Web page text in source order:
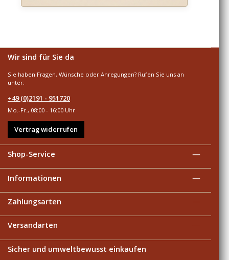
Wir sind für Sie da
Sie haben Fragen, Wünsche oder Anregungen? Rufen Sie uns an
unter:
+49 (0)2191 - 951720
Mo.-Fr., 08:00 - 16:00 Uhr
Vertrag widerrufen
Shop-Service
Informationen
Zahlungsarten
Versandarten
Sicher und umweltbewusst einkaufen